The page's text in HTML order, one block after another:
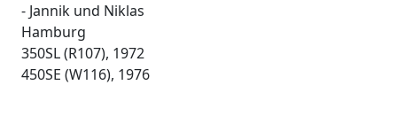
- Jannik und Niklas
Hamburg
350SL (R107), 1972
450SE (W116), 1976